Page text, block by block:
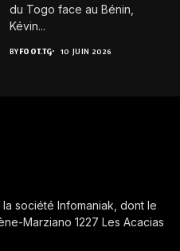
du Togo face au Bénin,
Kévin...
BYFOOT.TG 10 JUIN 2026
société Infomaniak, dont le
Marziano 1227 Les Acacias